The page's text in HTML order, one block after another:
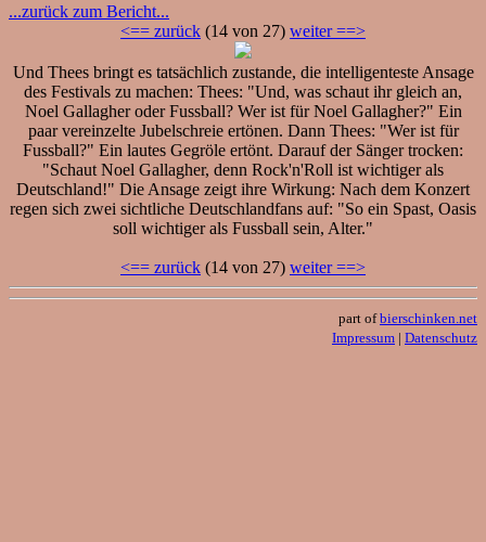
...zurück zum Bericht...
<== zurück (14 von 27) weiter ==>
Und Thees bringt es tatsächlich zustande, die intelligenteste Ansage
des Festivals zu machen: Thees: "Und, was schaut ihr gleich an,
Noel Gallagher oder Fussball? Wer ist für Noel Gallagher?" Ein
paar vereinzelte Jubelschreie ertönen. Dann Thees: "Wer ist für
Fussball?" Ein lautes Gegröle ertönt. Darauf der Sänger trocken:
"Schaut Noel Gallagher, denn Rock'n'Roll ist wichtiger als
Deutschland!" Die Ansage zeigt ihre Wirkung: Nach dem Konzert
regen sich zwei sichtliche Deutschlandfans auf: "So ein Spast, Oasis
soll wichtiger als Fussball sein, Alter."
<== zurück (14 von 27) weiter ==>
part ofbierschinken.net
Impressum | Datenschutz